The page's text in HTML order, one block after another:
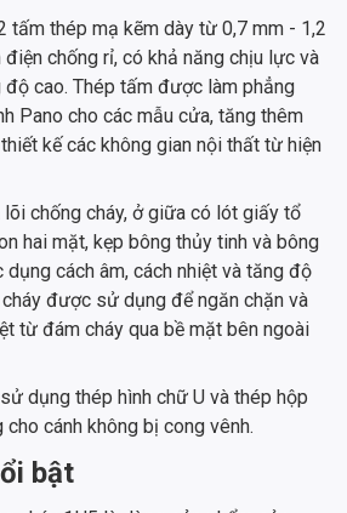
tấm thép mạ kẽm dày từ 0,7 mm - 1,2
chống rỉ, có khả năng chịu lực và
độ cao. Thép tấm được làm phẳng
Pano cho các mẫu cửa, tăng thêm
kế các không gian nội thất từ ​​hiện
chống cháy, ở giữa có lót giấy tổ
hai mặt, kẹp bông thủy tinh và bông
cách âm, cách nhiệt và tăng độ
được sử dụng để ngăn chặn và
từ đám cháy qua bề mặt bên ngoài
dụng thép hình chữ U và thép hộp
cánh không bị cong vênh.
bật